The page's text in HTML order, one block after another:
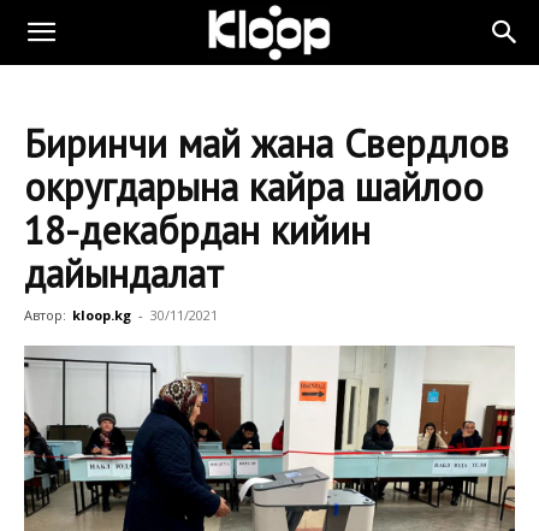
Биринчи май жана Свердлов
округдарына кайра шайлоо
18-декабрдан кийин
дайындалат
Автор: kloop.kg - 30/11/2021